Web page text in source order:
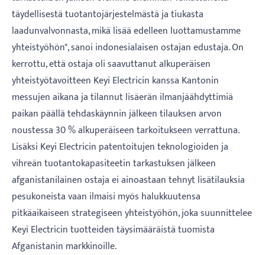
täydellisestä tuotantojärjestelmästä ja tiukasta
laadunvalvonnasta, mikä lisää edelleen luottamustamme
yhteistyöhön", sanoi indonesialaisen ostajan edustaja. On
kerrottu, että ostaja oli saavuttanut alkuperäisen
yhteistyötavoitteen Keyi Electricin kanssa Kantonin
messujen aikana ja tilannut lisäerän ilmanjäähdyttimiä
paikan päällä tehdaskäynnin jälkeen tilauksen arvon
noustessa 30 % alkuperäiseen tarkoitukseen verrattuna.
Lisäksi Keyi Electricin patentoitujen teknologioiden ja
vihreän tuotantokapasiteetin tarkastuksen jälkeen
afganistanilainen ostaja ei ainoastaan ​​tehnyt lisätilauksia
pesukoneista vaan ilmaisi myös halukkuutensa
pitkäaikaiseen strategiseen yhteistyöhön, joka suunnittelee
Keyi Electricin tuotteiden täysimääräistä tuomista
Afganistanin markkinoille.